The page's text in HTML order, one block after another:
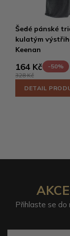
Šedé pánské
kulatým
Keenan
164 Kč
-50%
328 Kč
DETAIL
Přihlaste se do